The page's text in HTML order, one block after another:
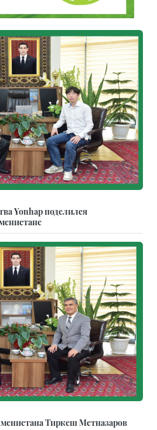
Yonhap поделился
Тиркеш Мeтназаров